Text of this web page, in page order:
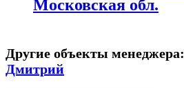
Московская обл.
Другие объекты менеджера:
Дмитрий